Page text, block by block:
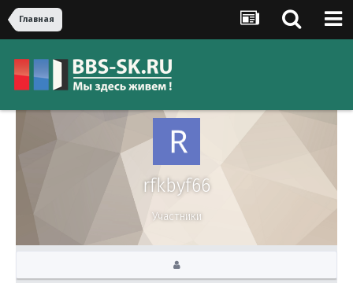
Главная
rfkbyf66
Участники